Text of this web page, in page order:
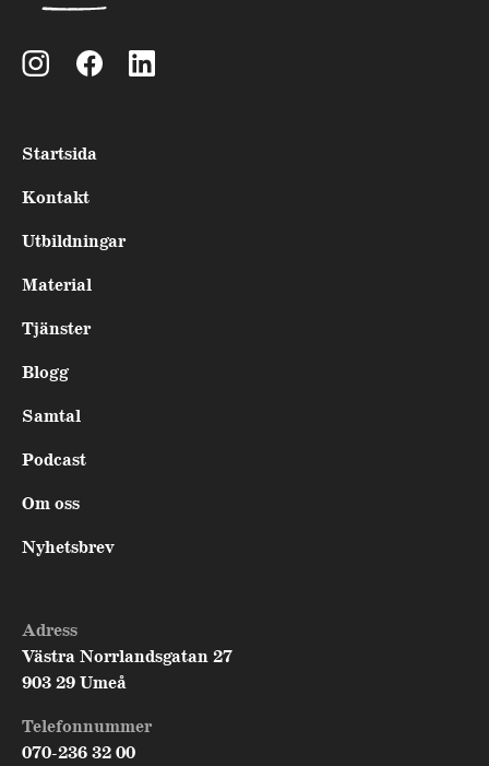
Startsida
Kontakt
Utbildningar
Material
Tjänster
Blogg
Samtal
Podcast
Om oss
Nyhetsbrev
Adress
Västra Norrlandsgatan 27
903 29 Umeå
Telefonnummer
070-236 32 00